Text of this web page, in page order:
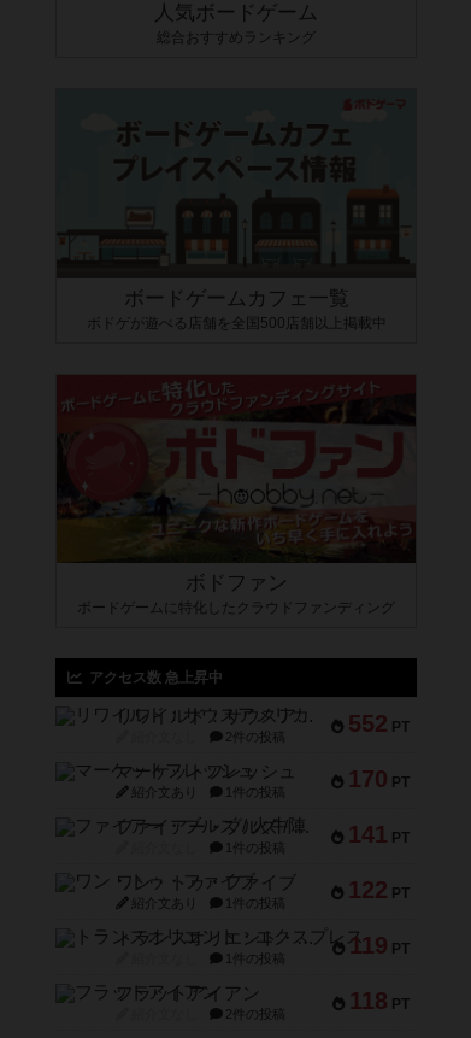
人気ボードゲーム
総合おすすめランキング
ボードゲームカフェ一覧
ボドゲが遊べる店舗を全国500店舗以上掲載中
ボドファン
ボードゲームに特化したクラウドファンディング
アクセス数 急上昇中
552 PT
リワイルド：サウスアメリカ
2件の投稿
170 PT
マーケットフレッシュ
紹介文あり 1件の投稿
141 PT
ファイアー・ブルズ / 火牛陣
1件の投稿
122 PT
ワン・トゥ・ファイブ
紹介文あり 1件の投稿
119 PT
トランスオリエント・エクスプレス
1件の投稿
118 PT
フラットアイアン
2件の投稿